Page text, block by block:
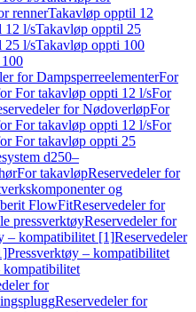
rennerTakavløp opptil 12
12 l/sTakavløp opptil 25
25 l/sTakavløp oppti 100
for DampsperreelementerFor
For takavløp oppti 12 l/sFor
for NødoverløpFor
For takavløp oppti 12 l/sFor
For takavløp oppti 25
d250–
For takavløpReservedeler for
og
FlowFitReservedeler for
pressverktøyReservedeler for
– kompatibilitet [1]Reservedeler
Pressverktøy – kompatibilitet
kompatibilitet
for
Reservedeler for